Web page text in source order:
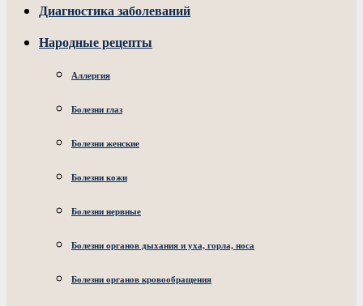
Диагностика заболеваний
Народные рецепты
Аллергия
Болезни глаз
Болезни женские
Болезни кожи
Болезни нервные
Болезни органов дыхания и уха, горла, носа
Болезни органов кровообращения